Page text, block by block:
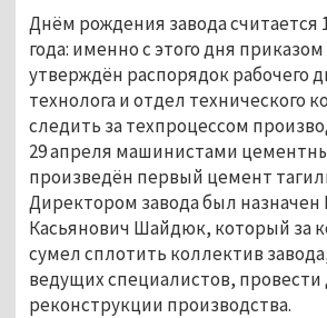
Днём рождения завода считается
года: именно с этого дня
утверждён распорядок рабочего
технолога и отдел технического
следить за техпроцессом
29 апреля машинистами
произведён первый цемент
Директором завода был назначен
Касьянович Шайдюк, который за
сумел сплотить коллектив
ведущих специалистов, провести
реконструкции производства.